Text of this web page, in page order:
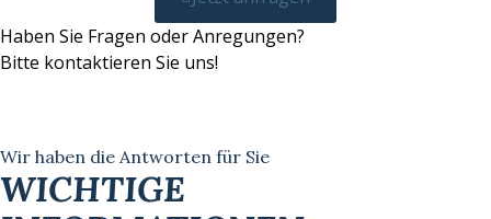
Haben Sie Fragen oder Anregungen?
Bitte kontaktieren Sie uns!
Wir haben die Antworten für Sie
WICHTIGE